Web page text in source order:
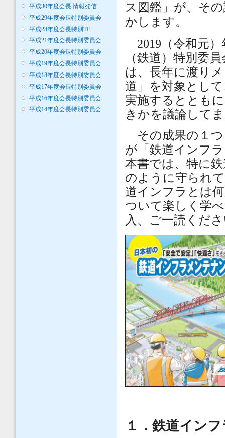
平成30年度会長 情報発信
平成29年度会長特別委員会
平成28年度会長特別TF
平成21年度会長特別委員会
平成20年度会長特別委員会
平成19年度会長特別委員会
平成18年度会長特別委員会
平成17年度会長特別委員会
平成16年度会長特別委員会
平成14年度会長特別委員会
ス図鑑」が、そ
かします。
2019（令和元
（鉄道）特別委
は、長年に渡り
道」を対象とし
実施するととも
きかを議論して
その成果の１つ
が「鉄道インフ
本書では、特に
のように守られ
道インフラとは
ついて楽しく学
入、ご一読くだ
１．鉄道イン